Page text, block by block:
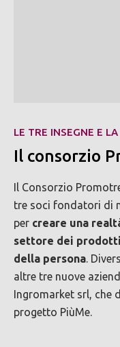
LE TRE INSEGNE E
Il consorzio
Il Consorzio
tre soci fondatori di
per creare una
settore dei prodotti
della persona .
altre tre nuove
Ingromarket srl, che
progetto PiùMe.